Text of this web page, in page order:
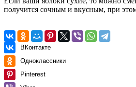
получится сочным и вкусным, при
ВКонтакте
Одноклассники
Pinterest